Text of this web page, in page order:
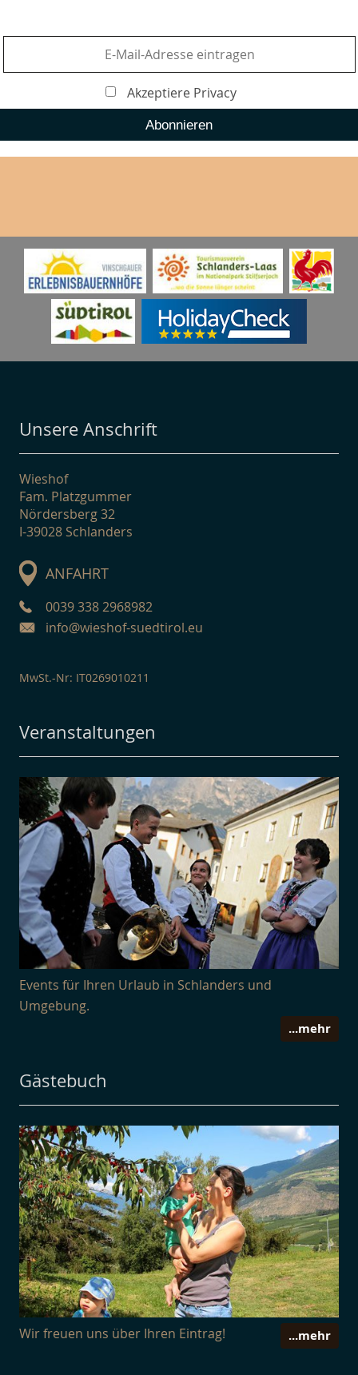
Akzeptiere Privacy
Abonnieren
Unsere Anschrift
Wieshof
Fam. Platzgummer
Nördersberg 32
I-39028 Schlanders
ANFAHRT
0039 338 2968982
info@wieshof-suedtirol.eu
MwSt.-Nr: IT0269010211
Veranstaltungen
Events für Ihren Urlaub in Schlanders und
Umgebung.
...mehr
Gästebuch
Wir freuen uns über Ihren Eintrag! ...mehr